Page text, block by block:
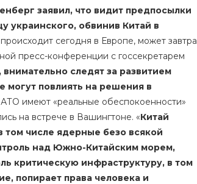
заявил, что видит предпосылки
украинского, обвинив Китай в
происходит сегодня в Европе, может завтра
пресс-конференции с госсекретарем
следят за развитием
могут повлиять на решения в
имеют «реальные обеспокоенности»
на встрече в Вашингтоне. «Китай
числе ядерные безо всякой
над Южно-Китайским морем,
критическую инфраструктуру, в том
попирает права человека и